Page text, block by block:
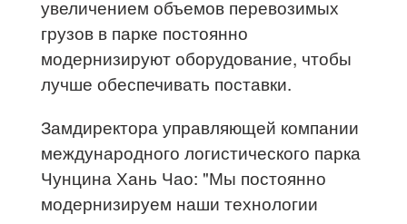
увеличением объемов перевозимых
грузов в парке постоянно
модернизируют оборудование, чтобы
лучше обеспечивать поставки.
Замдиректора управляющей компании
международного логистического парка
Чунцина Хань Чао: "Мы постоянно
модернизируем наши технологии